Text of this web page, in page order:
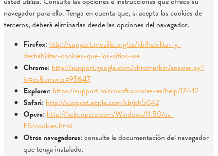
navegador para ello. Tenga en cuenta que, si acepta las cookies de
terceros, deberá eliminarlas desde las opciones del navegador.
Firefox: http://support.mozilla.org/es/kb/habilitar-y-
deshabilitar-cookies-que-los-sitios-we
Chrome: http://support.google.com/chrome/bin/answer.py?
hl=es&answer=95647
Explorer: https://support.microsoft.com/es-es/help/17442
Safari: http://support.apple.com/kb/ph5042
Opera: http://help.opera.com/Windows/11.50/es-
ES/cookies.html
Otros navegadores: consulte la documentación del navegador
que tenga instalado.